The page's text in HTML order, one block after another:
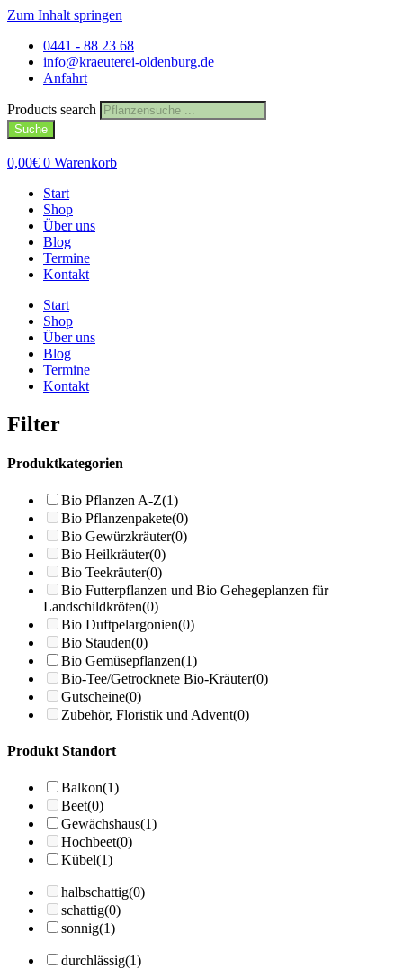
Zum Inhalt springen
0441 - 88 23 68
info@kraeuterei-oldenburg.de
Anfahrt
Products search
Suche
0,00€ 0 Warenkorb
Start
Shop
Über uns
Blog
Termine
Kontakt
Start
Shop
Über uns
Blog
Termine
Kontakt
Filter
Produktkategorien
Bio Pflanzen A-Z(1)
Bio Pflanzenpakete(0)
Bio Gewürzkräuter(0)
Bio Heilkräuter(0)
Bio Teekräuter(0)
Bio Futterpflanzen und Bio Gehegeplanzen für
Landschildkröten(0)
Bio Duftpelargonien(0)
Bio Stauden(0)
Bio Gemüsepflanzen(1)
Bio-Tee/Getrocknete Bio-Kräuter(0)
Gutscheine(0)
Zubehör, Floristik und Advent(0)
Produkt Standort
Balkon(1)
Beet(0)
Gewächshaus(1)
Hochbeet(0)
Kübel(1)
halbschattig(0)
schattig(0)
sonnig(1)
durchlässig(1)